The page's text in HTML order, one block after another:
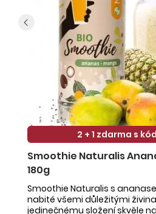
2 + 1 zdarma s
Smoothie Naturalis
180g
Smoothie Naturalis s
nabité všemi důležitými
jedinečnému složení skvěle